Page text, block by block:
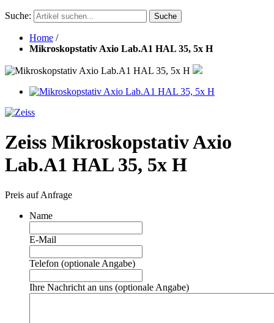
Suche: Suche
Home /
Mikroskopstativ Axio Lab.A1 HAL 35, 5x H
Zeiss Mikroskopstativ Axio
Lab.A1 HAL 35, 5x H
Preis auf Anfrage
Name
E-Mail
Telefon (optionale Angabe)
Ihre Nachricht an uns (optionale Angabe)